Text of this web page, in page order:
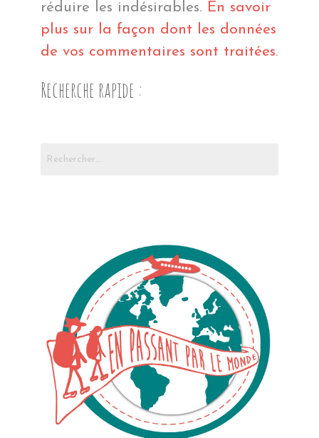
réduire les indésirables. En savoir
plus sur la façon dont les données
de vos commentaires sont traitées.
Recherche rapide :